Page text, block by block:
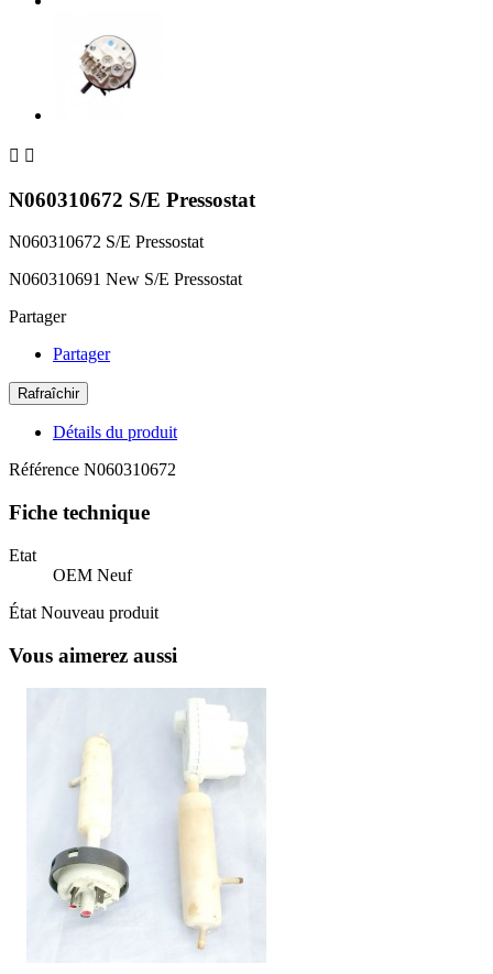
 
N060310672 S/E Pressostat
N060310672 S/E Pressostat
N060310691 New S/E Pressostat
Partager
Partager
Détails du produit
Référence N060310672
Fiche technique
Etat
OEM Neuf
État Nouveau produit
Vous aimerez aussi